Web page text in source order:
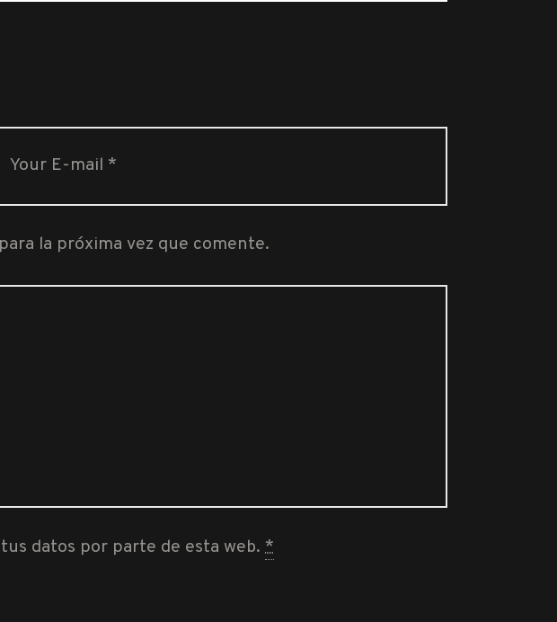
la próxima vez que comente.
datos por parte de esta web.*